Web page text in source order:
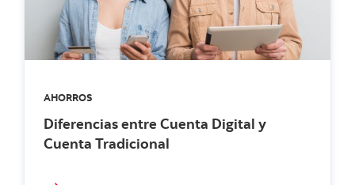
AHORROS
Diferencias entre Cuenta Digital y
Cuenta Tradicional